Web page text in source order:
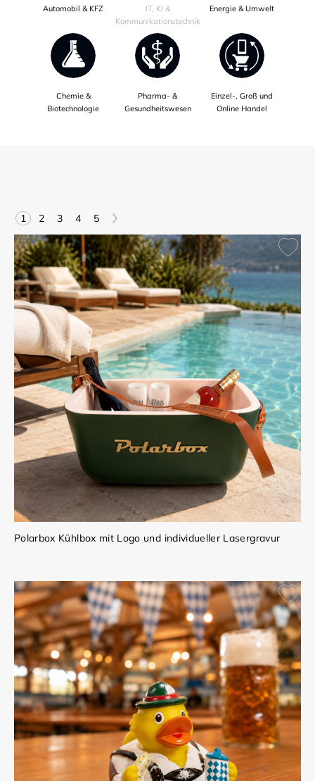
Automobil & KFZ
IT, KI &
Kommunikationstechnik
Energie & Umwelt
Chemie &
Biotechnologie
Pharma- &
Gesundheitswesen
Einzel-, Groß und
Online Handel
1 2 3 4 5 >
Polarbox Kühlbox mit Logo und individueller Lasergravur